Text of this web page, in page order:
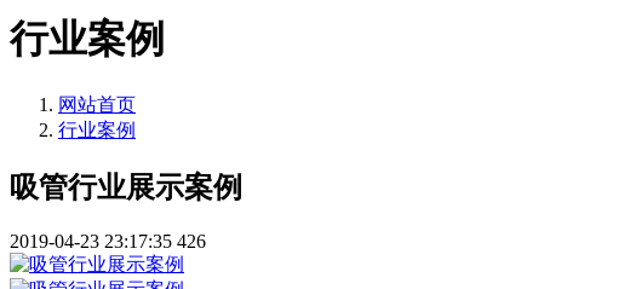
行业案例
网站首页
行业案例
吸管行业展示案例
2019-04-23 23:17:35 426